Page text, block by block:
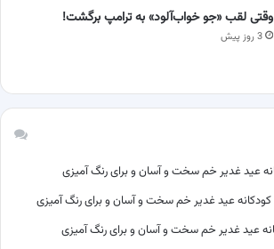
وقتی لقب «جو خواب‌آلود» به ترامپ برگشت!
3 روز پیش